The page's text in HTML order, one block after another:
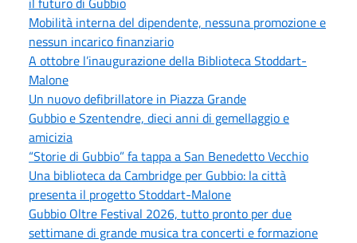
Mobilità interna del dipendente, nessuna promozione e
nessun incarico finanziario
A ottobre l’inaugurazione della Biblioteca Stoddart-
Malone
Un nuovo defibrillatore in Piazza Grande
Gubbio e Szentendre, dieci anni di gemellaggio e
amicizia
“Storie di Gubbio” fa tappa a San Benedetto Vecchio
Una biblioteca da Cambridge per Gubbio: la città
presenta il progetto Stoddart-Malone
Gubbio Oltre Festival 2026, tutto pronto per due
settimane di grande musica tra concerti e formazione